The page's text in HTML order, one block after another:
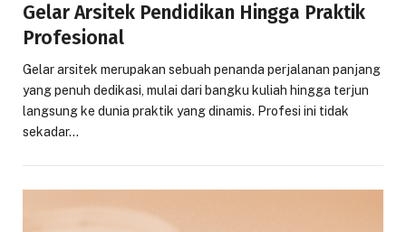
Gelar Arsitek Pendidikan Hingga Praktik
Profesional
Gelar arsitek merupakan sebuah penanda perjalanan panjang
yang penuh dedikasi, mulai dari bangku kuliah hingga terjun
langsung ke dunia praktik yang dinamis. Profesi ini tidak
sekadar…